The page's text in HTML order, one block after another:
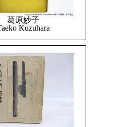
葛原妙子
Kuzuhara